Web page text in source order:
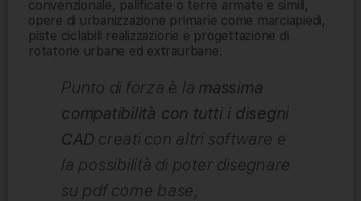
convenzionale, palificate o terre armate e simili,
opere di urbanizzazione primarie come marciapiedi,
piste ciclabili realizzazione e progettazione di
rotatorie urbane ed extraurbane.
Punto di forza è la massima
compatibilità con tutti i disegni
CADcreati con altri software e
la possibilità di poter disegnare
su pdf come base,